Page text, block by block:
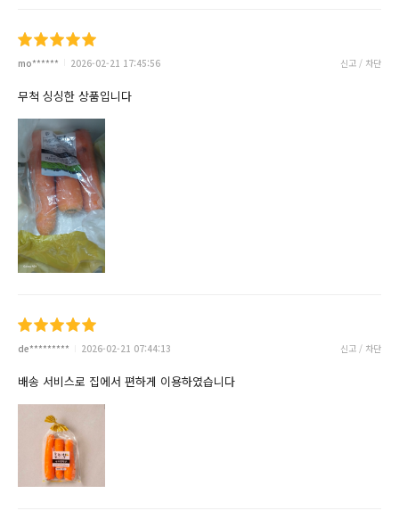
mo****** 2026-02-21 17:45:56 신고 / 차단
무척 싱싱한 상품입니다
de********* 2026-02-21 07:44:13 신고 / 차단
배송 서비스로 집에서 편하게 이용하였습니다